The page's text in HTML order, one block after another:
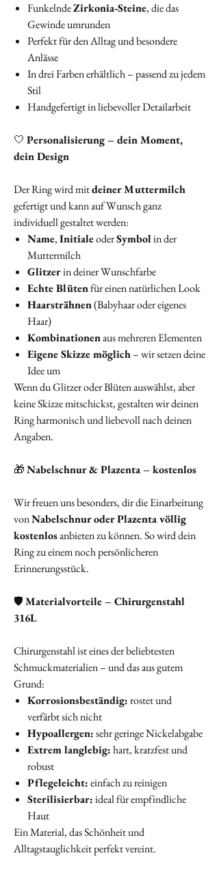
FunkelndeZirkonia‑Steine, die das
Gewinde umrunden
Perfekt für den Alltag und besondere
Anlässe
In drei Farben erhältlich – passend zu jedem
Stil
Handgefertigt in liebevoller Detailarbeit
🤍 Personalisierung – dein Moment,
dein Design
Der Ring wird mitdeiner Muttermilch
gefertigt und kann auf Wunsch ganz
individuell gestaltet werden:
Name,InitialeoderSymbolin der
Muttermilch
Glitzerin deiner Wunschfarbe
Echte Blütenfür einen natürlichen Look
Haarsträhnen(Babyhaar oder eigenes
Haar)
Kombinationenaus mehreren Elementen
Eigene Skizze möglich– wir setzen deine
Idee um
Wenn du Glitzer oder Blüten auswählst, aber
keine Skizze mitschickst, gestalten wir deinen
Ring harmonisch und liebevoll nach deinen
Angaben.
🎁Nabelschnur & Plazenta – kostenlos
Wir freuen uns besonders, dir die Einarbeitung
vonNabelschnur oder Plazenta völlig
kostenlosanbieten zu können. So wird dein
Ring zu einem noch persönlicheren
Erinnerungsstück.
🛡️Materialvorteile – Chirurgenstahl
316L
Chirurgenstahl ist eines der beliebtesten
Schmuckmaterialien – und das aus gutem
Grund:
Korrosionsbeständig:rostet und
verfärbt sich nicht
Hypoallergen:sehr geringe Nickelabgabe
Extrem langlebig:hart, kratzfest und
robust
Pflegeleicht:einfach zu reinigen
Sterilisierbar:ideal für empfindliche
Haut
Ein Material, das Schönheit und
Alltagstauglichkeit perfekt vereint.